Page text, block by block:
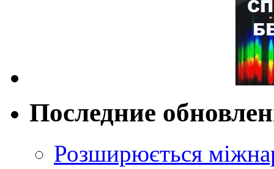
Последние
Розширюється